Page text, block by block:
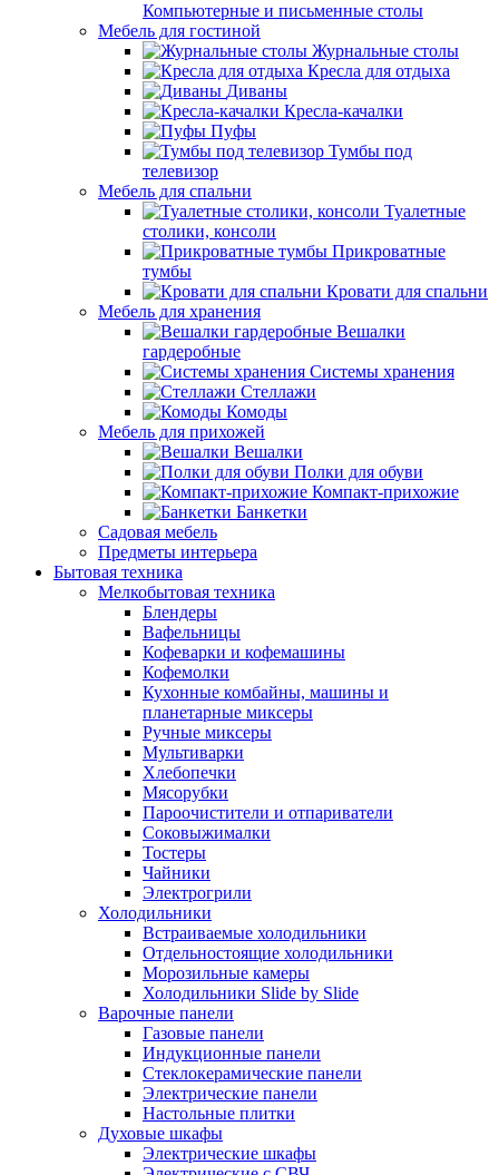
Компьютерные и письменные столы
Мебель для гостиной
Журнальные столы
Кресла для отдыха
Диваны
Кресла-качалки
Пуфы
Тумбы под
телевизор
Мебель для спальни
Туалетные
столики, консоли
Прикроватные
тумбы
Кровати для спальни
Мебель для хранения
Вешалки
гардеробные
Системы хранения
Стеллажи
Комоды
Мебель для прихожей
Вешалки
Полки для обуви
Компакт-прихожие
Банкетки
Садовая мебель
Предметы интерьера
Бытовая техника
Мелкобытовая техника
Блендеры
Вафельницы
Кофеварки и кофемашины
Кофемолки
Кухонные комбайны, машины и
планетарные миксеры
Ручные миксеры
Мультиварки
Хлебопечки
Мясорубки
Пароочистители и отпариватели
Соковыжималки
Тостеры
Чайники
Электрогрили
Холодильники
Встраиваемые холодильники
Отдельностоящие холодильники
Морозильные камеры
Холодильники Slide by Slide
Варочные панели
Газовые панели
Индукционные панели
Стеклокерамические панели
Электрические панели
Настольные плитки
Духовые шкафы
Электрические шкафы